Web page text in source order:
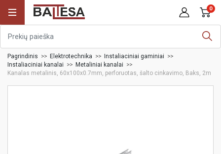
0
Pagrindinis Elektrotechnika
Instaliaciniai gaminiai
Instaliaciniai kanalai
Metaliniai kanalai
Kanalas metalinis, 60x100x0.7mm, perforuotas, šalto cinkavimo, Baks, 2m